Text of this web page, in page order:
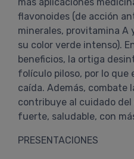
flavonoides (de acción
minerales, provitamina A
su color verde intenso).
beneficios, la ortiga
folículo piloso, por lo que
caída. Además, combate
contribuye al cuidado del
fuerte, saludable, con
PRESENTACIONES